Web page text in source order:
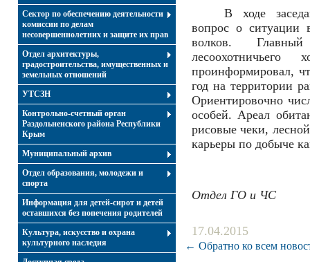
Сектор по обеспечению деятельности
комиссии по делам
несовершеннолетних и защите их прав
Отдел архитектуры,
градостроительства, имущественных и
земельных отношений
УТСЗН
Контрольно-счетный орган
Раздольненского района Республики
Крым
Муниципальный архив
Отдел образования, молодежи и
спорта
Информация для детей-сирот и детей
оставшихся без попечения родителей
Культура, искусство и охрана
культурного наследия
В ходе
вопрос о ситуации
волков. Главный
лесоохотничьего
проинформировал,
год на территории
Ориентировочно
особей. Ареал
рисовые чеки,
карьеры по добыче
Отдел ГО и ЧС
17.04.2015
← Обратно ко всем